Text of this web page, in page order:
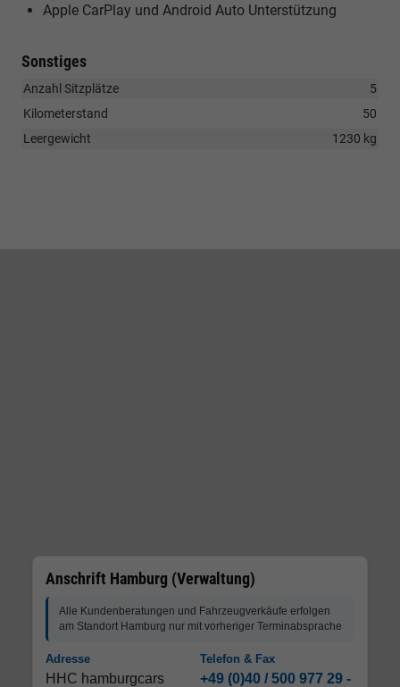
Apple CarPlay und Android Auto Unterstützung
Sonstiges
Anzahl Sitzplätze
5
Kilometerstand
50
Leergewicht
1230 kg
Anschrift Hamburg (Verwaltung)
Alle Kundenberatungen und Fahrzeugverkäufe erfolgen
am Standort Hamburg nur mit vorheriger Terminabsprache
Adresse
HHC hamburgcars
Telefon & Fax
+49 (0)40 / 500 977 29 -